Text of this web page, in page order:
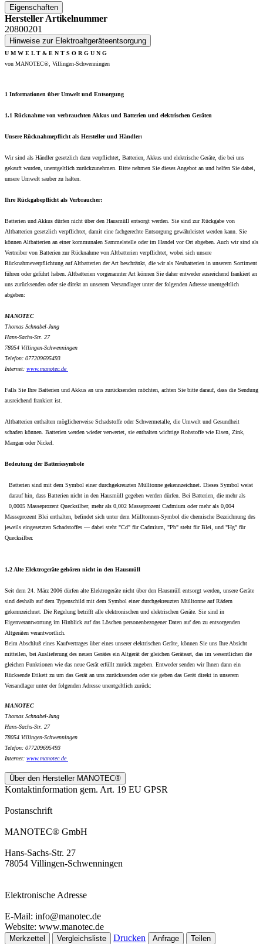
Eigenschaften
Hersteller Artikelnummer
20800201
Hinweise zur Elektroaltgeräteentsorgung
U M W E L T & E N T S O R G U N G
von MANOTEC®, Villingen-Schwenningen
1 Informationen über Umwelt und Entsorgung
1.1 Rücknahme von verbrauchten Akkus und Batterien und elektrischen Geräten
Unsere Rücknahmepflicht als Hersteller und Händler:
Wir sind als Händler gesetzlich dazu verpflichtet, Batterien, Akkus und elektrische Geräte, die bei uns
gekauft wurden, unentgeltlich zurückzunehmen. Bitte nehmen Sie dieses Angebot an und helfen Sie dabei,
unsere Umwelt sauber zu halten.
Ihre Rückgabepflicht als Verbraucher:
Batterien und Akkus dürfen nicht über den Hausmüll entsorgt werden. Sie sind zur Rückgabe von
Altbatterien gesetzlich verpflichtet, damit eine fachgerechte Entsorgung gewährleistet werden kann. Sie
können Altbatterien an einer kommunalen Sammelstelle oder im Handel vor Ort abgeben. Auch wir sind als
Vertreiber von Batterien zur Rücknahme von Altbatterien verpflichtet, wobei sich unsere
Rücknahmeverpflichtung auf Altbatterien der Art beschränkt, die wir als Neubatterien in unserem Sortiment
führen oder geführt haben. Altbatterien vorgenannter Art können Sie daher entweder ausreichend frankiert an
uns zurücksenden oder sie direkt an unserem Versandlager unter der folgenden Adresse unentgeltlich
abgeben:
MANOTEC
Thomas Schnabel-Jung
Hans-Sachs-Str. 27
78054 Villingen-Schwenningen
Telefon: 077209695493
Internet: www.manotec.de
Falls Sie Ihre Batterien und Akkus an uns zurücksenden möchten, achten Sie bitte darauf, dass die Sendung
ausreichend frankiert ist.
Altbatterien enthalten möglicherweise Schadstoffe oder Schwermetalle, die Umwelt und Gesundheit
schaden können. Batterien werden wieder verwertet, sie enthalten wichtige Rohstoffe wie Eisen, Zink,
Mangan oder Nickel.
Bedeutung der Batteriesymbole
Batterien sind mit dem Symbol einer durchgekreuzten Mülltonne gekennzeichnet. Dieses Symbol weist
darauf hin, dass Batterien nicht in den Hausmüll gegeben werden dürfen. Bei Batterien, die mehr als
0,0005 Masseprozent Quecksilber, mehr als 0,002 Masseprozent Cadmium oder mehr als 0,004
Masseprozent Blei enthalten, befindet sich unter dem Mülltonnen-Symbol die chemische Bezeichnung des
jeweils eingesetzten Schadstoffes — dabei steht "Cd" für Cadmium, "Pb" steht für Blei, und "Hg" für
Quecksilber.
1.2 Alte Elektrogeräte gehören nicht in den Hausmüll
Seit dem 24. März 2006 dürfen alte Elektrogeräte nicht über den Hausmüll entsorgt werden, unsere Geräte
sind deshalb auf dem Typenschild mit dem Symbol einer durchgekreuzten Mülltonne auf Rädern
gekennzeichnet. Die Regelung betrifft alle elektronischen und elektrischen Geräte. Sie sind in
Eigenverantwortung im Hinblick auf das Löschen personenbezogener Daten auf den zu entsorgenden
Altgeräten verantwortlich.
Beim Abschluß eines Kaufvertrages über eines unserer elektrischen Geräte, können Sie uns Ihre Absicht
mitteilen, bei Auslieferung des neuen Gerätes ein Altgerät der gleichen Geräteart, das im wesentlichen die
gleichen Funktionen wie das neue Gerät erfüllt zurück zugeben. Entweder senden wir Ihnen dann ein
Rücksende Etikett zu um das Gerät an uns zurücksenden oder sie geben das Gerät direkt in unserem
Versandlager unter der folgenden Adresse unentgeltlich zurück:
MANOTEC
Thomas Schnabel-Jung
Hans-Sachs-Str. 27
78054 Villingen-Schwenningen
Telefon: 077209695493
Internet: www.manotec.de
Über den Hersteller MANOTEC®
Kontaktinformation gem. Art. 19 EU GPSR
Postanschrift
MANOTEC® GmbH
Hans-Sachs-Str. 27
78054 Villingen-Schwenningen
Elektronische Adresse
E-Mail: info@manotec.de
Website: www.manotec.de
Merkzettel Vergleichsliste Drucken Anfrage Teilen